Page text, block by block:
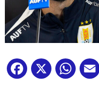
Facebook
X